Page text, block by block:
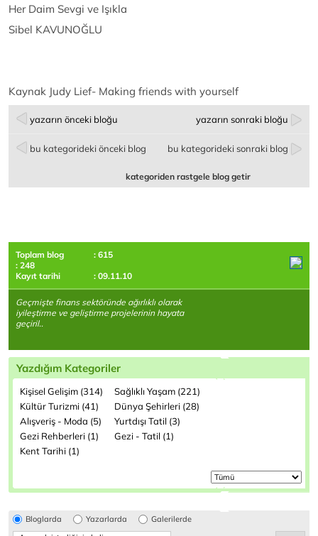
Her Daim Sevgi ve Işıkla
Sibel KAVUNOĞLU
Kaynak Judy Lief- Making friends with yourself
yazarın önceki bloğu yazarın sonraki bloğu
bu kategorideki önceki blog bu kategorideki sonraki blog
kategoriden rastgele blog getir
Toplam blog
: 615
: 248
Kayıt tarihi
: 09.11.10
Geçmişte finans sektöründe ağırlıklı olarak
iyileştirme ve geliştirme projelerinin hayata
geçiril..
Yazdığım Kategoriler
Kişisel Gelişim (314)
Sağlıklı Yaşam (221)
Kültür Turizmi (41)
Dünya Şehirleri (28)
Alışveriş - Moda (5)
Yurtdışı Tatil (3)
Gezi Rehberleri (1)
Gezi - Tatil (1)
Kent Tarihi (1)
Bloglarda Yazarlarda Galerilerde